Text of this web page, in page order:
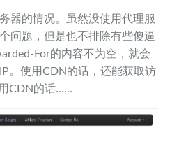
器的情况。虽然没使用代理服
问题，但是也不排除有些傻逼
For的内容不为空，就会
。使用CDN的话，还能获取访
CDN的话……